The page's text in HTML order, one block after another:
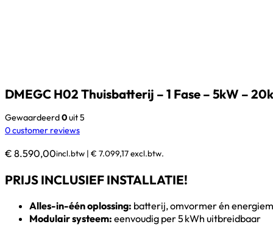
DMEGC H02 Thuisbatterij – 1 Fase – 5kW –
Gewaardeerd0uit 5
0customer reviews
€ 8.590,00incl.btw | € 7.099,17excl.btw.
PRIJS INCLUSIEF INSTALLATIE!
Alles-in-één oplossing: batterij, omvormer én
Modulair systeem: eenvoudig per 5 kWh uitbreidbaar